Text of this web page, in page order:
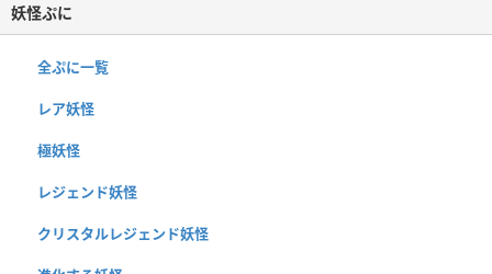
妖怪ぷに
全ぷに一覧
レア妖怪
極妖怪
レジェンド妖怪
クリスタルレジェンド妖怪